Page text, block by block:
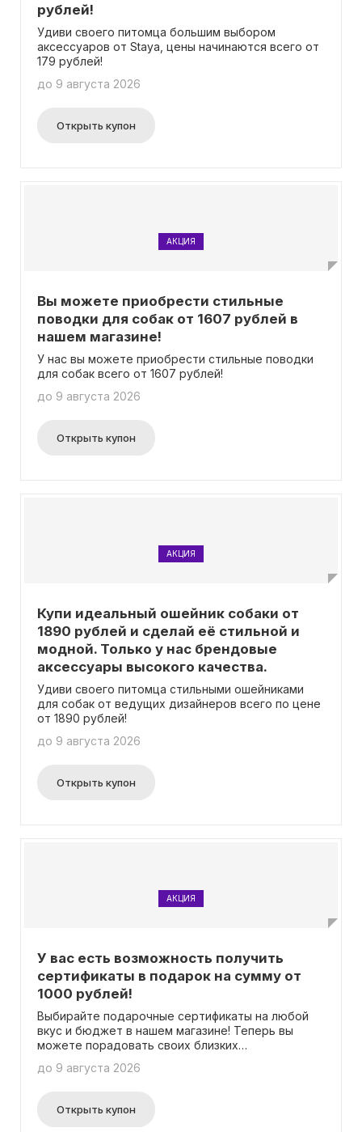
рублей!
Удиви своего питомца большим выбором
аксессуаров от Staya, цены начинаются всего от
179 рублей!
до 9 августа 2026
Открыть купон
АКЦИЯ
Вы можете приобрести стильные
поводки для собак от 1607 рублей в
нашем магазине!
У нас вы можете приобрести стильные поводки
для собак всего от 1607 рублей!
до 9 августа 2026
Открыть купон
АКЦИЯ
Купи идеальный ошейник собаки от
1890 рублей и сделай её стильной и
модной. Только у нас брендовые
аксессуары высокого качества.
Удиви своего питомца стильными ошейниками
для собак от ведущих дизайнеров всего по цене
от 1890 рублей!
до 9 августа 2026
Открыть купон
АКЦИЯ
У вас есть возможность получить
сертификаты в подарок на сумму от
1000 рублей!
Выбирайте подарочные сертификаты на любой
вкус и бюджет в нашем магазине! Теперь вы
можете порадовать своих близких
номиналом от 1000 рублей. У нас широкий выбор
для любой возрастной категории и
предпочтений. Не нужно тратить время на поиск
до 9 августа 2026
Открыть купон